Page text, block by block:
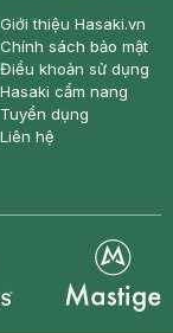
Giới thiệu Hasaki.vn
Chính sách bảo mật
Điều khoản sử dụng
Hasaki cẩm nang
Tuyển dụng
Liên hệ